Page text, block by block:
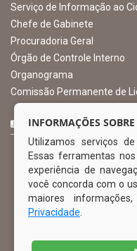
Ibimirim - PE
O Prefeito
Vice Prefeito
Ouvidoria Municipal
Serviço de Informação ao
Chefe de Gabinete
Procuradoria Geral
Órgão de Controle Interno
Organograma
INFORMAÇÕES
Utilizamos serviços
Essas ferramentas
experiência de
você concorda com o
maiores
Privacidade